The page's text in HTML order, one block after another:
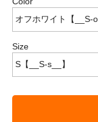
Size